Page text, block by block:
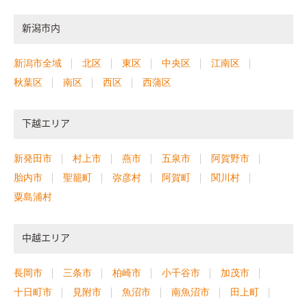
新潟市内
新潟市全域 北区 東区 中央区
江南区
秋葉区
南区 西区 西蒲区
下越エリア
新発田市 村上市 燕市 五泉市
阿賀野市
胎内市
聖籠町 弥彦村 阿賀町
関川村
粟島浦村
中越エリア
長岡市 三条市 柏崎市 小千谷市
加茂市
十日町市
見附市 魚沼市 南魚沼市
田上町